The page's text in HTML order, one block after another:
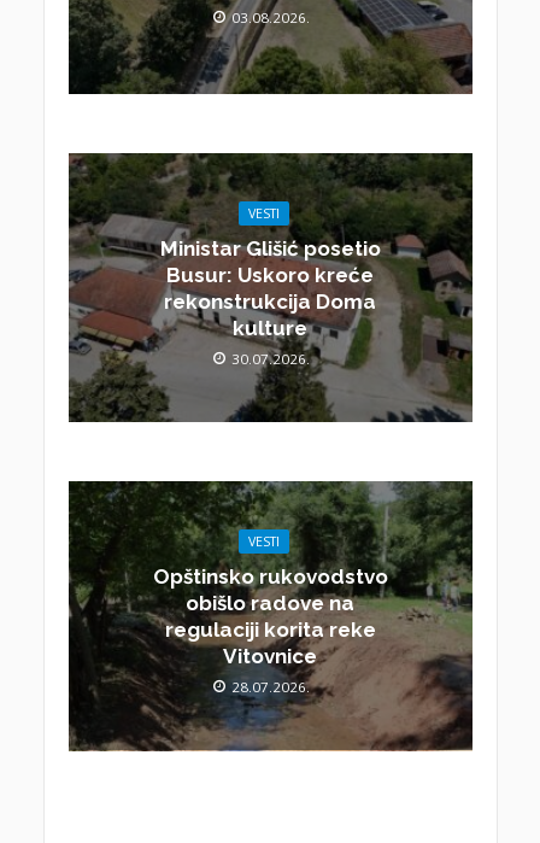
03.08.2026.
VESTI
Ministar Glišić posetio
Busur: Uskoro kreće
rekonstrukcija Doma
kulture
30.07.2026.
VESTI
Opštinsko rukovodstvo
obišlo radove na
regulaciji korita reke
Vitovnice
28.07.2026.